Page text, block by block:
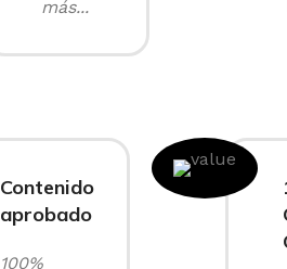
más...
Contenido
aprobado
100%